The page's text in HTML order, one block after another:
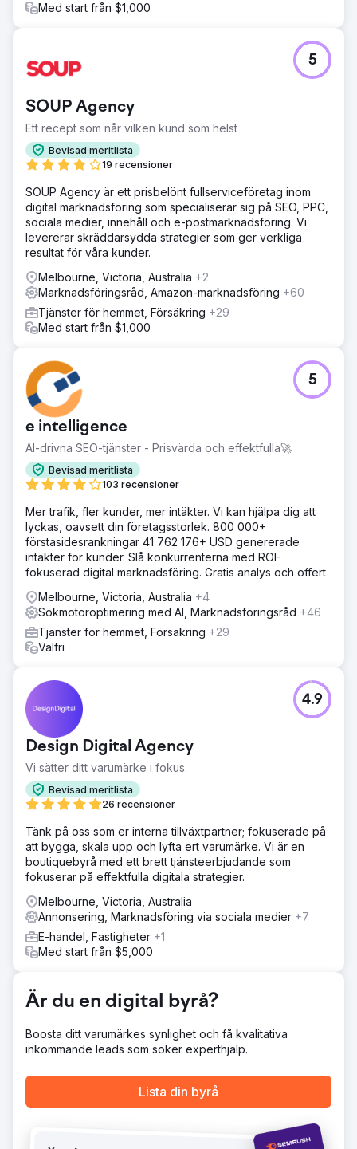
Med start från $1,000
SOUP Agency
Ett recept som når vilken kund som helst
Bevisad meritlista
19 recensioner
5
SOUP Agency är ett prisbelönt fullserviceföretag inom
digital marknadsföring som specialiserar sig på SEO, PPC,
sociala medier, innehåll och e-postmarknadsföring. Vi
levererar skräddarsydda strategier som ger verkliga
resultat för våra kunder.
Melbourne, Victoria, Australia +2
Marknadsföringsråd, Amazon-marknadsföring +60
Tjänster för hemmet, Försäkring +29
Med start från $1,000
e intelligence
AI-drivna SEO-tjänster - Prisvärda och effektfulla🚀
Bevisad meritlista
103 recensioner
5
Mer trafik, fler kunder, mer intäkter. Vi kan hjälpa dig att
lyckas, oavsett din företagsstorlek. 800 000+
förstasidesrankningar 41 762 176+ USD genererade
intäkter för kunder. Slå konkurrenterna med ROI-
fokuserad digital marknadsföring. Gratis analys och offert
Melbourne, Victoria, Australia +4
Sökmotoroptimering med AI, Marknadsföringsråd +46
Tjänster för hemmet, Försäkring +29
Valfri
Design Digital Agency
Vi sätter ditt varumärke i fokus.
Bevisad meritlista
26 recensioner
4.9
Tänk på oss som er interna tillväxtpartner; fokuserade på
att bygga, skala upp och lyfta ert varumärke. Vi är en
boutiquebyrå med ett brett tjänsteerbjudande som
fokuserar på effektfulla digitala strategier.
Melbourne, Victoria, Australia
Annonsering, Marknadsföring via sociala medier +7
E-handel, Fastigheter +1
Med start från $5,000
Är du en digital byrå?
Boosta ditt varumärkes synlighet och få kvalitativa
inkommande leads som söker experthjälp.
Lista din byrå